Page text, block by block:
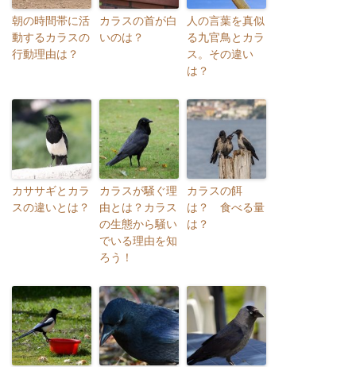
朝の時間帯に活
動するカラスの
行動理由は？
カラスの首が白
いのは？
人の言葉を真似
る九官鳥とカラ
ス。その違い
は？
カササギとカラ
スの違いとは？
カラスが騒ぐ理
由とは？カラス
の生態から騒い
でいる理由を知
ろう！
カラスの餌
は？ 食べる量
は？